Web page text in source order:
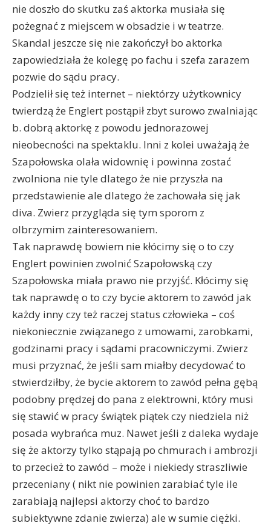
nie doszło do skutku zaś aktorka musiała się
pożegnać z miejscem w obsadzie i w teatrze.
Skandal jeszcze się nie zakończył bo aktorka
zapowiedziała że kolegę po fachu i szefa zarazem
pozwie do sądu pracy.
Podzielił się też internet – niektórzy użytkownicy
twierdzą że Englert postąpił zbyt surowo zwalniając
b. dobrą aktorkę z powodu jednorazowej
nieobecności na spektaklu. Inni z kolei uważają że
Szapołowska olała widownię i powinna zostać
zwolniona nie tyle dlatego że nie przyszła na
przedstawienie ale dlatego że zachowała się jak
diva. Zwierz przygląda się tym sporom z
olbrzymim zainteresowaniem.
Tak naprawdę bowiem nie kłócimy się o to czy
Englert powinien zwolnić Szapołowską czy
Szapołowska miała prawo nie przyjść. Kłócimy się
tak naprawdę o to czy bycie aktorem to zawód jak
każdy inny czy też raczej status człowieka – coś
niekoniecznie związanego z umowami, zarobkami,
godzinami pracy i sądami pracowniczymi. Zwierz
musi przyznać, że jeśli sam miałby decydować to
stwierdziłby, że bycie aktorem to zawód pełna gębą
podobny prędzej do pana z elektrowni, który musi
się stawić w pracy świątek piątek czy niedziela niż
posada wybrańca muz. Nawet jeśli z daleka wydaje
się że aktorzy tylko stąpają po chmurach i ambrozji
to przecież to zawód – może i niekiedy straszliwie
przeceniany ( nikt nie powinien zarabiać tyle ile
zarabiają najlepsi aktorzy choć to bardzo
subiektywne zdanie zwierza) ale w sumie ciężki.